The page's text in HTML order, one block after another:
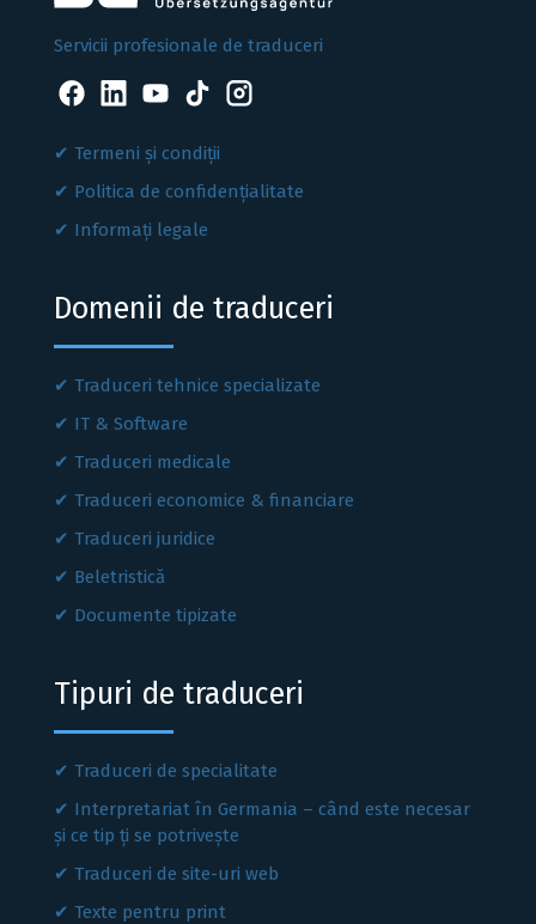
Servicii profesionale de traduceri
Termeni și condiții
Politica de confidențialitate
Informați legale
Domenii de traduceri
Traduceri tehnice specializate
IT & Software
Traduceri medicale
Traduceri economice & financiare
Traduceri juridice
Beletristică
Documente tipizate
Tipuri de traduceri
Traduceri de specialitate
Interpretariat în Germania – când este necesar
și ce tip ți se potrivește
Traduceri de site-uri web
Texte pentru print